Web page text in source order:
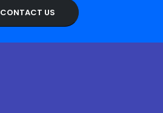
CONTACT US